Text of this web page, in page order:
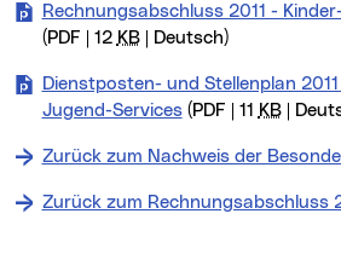
Rechnungsabschluss 2011 -
(PDF | 12 KB| Deutsch)
Dienstposten- und Stellenplan
Jugend-Services (PDF | 11 KB|
Zurück zum Nachweis der
Zurück zum Rechnungsabschluss